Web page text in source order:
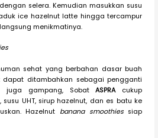
selera. Kemudian masukkan susu
ice hazelnut latte hingga tercampur
menikmatinya.
sehat yang berbahan dasar buah
dapat ditambahkan sebagai pengganti
juga gampang, SobatASPRAcukup
UHT, sirup hazelnut, dan es batu ke
Hazelnut banana smoothiessiap